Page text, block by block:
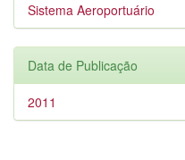
Sistema Aeroportuário
Data de Publicação
2011